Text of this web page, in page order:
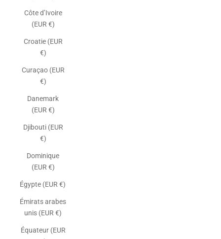
Côte d’Ivoire
(EUR €)
Croatie (EUR
€)
Curaçao (EUR
€)
Danemark
(EUR €)
Djibouti (EUR
€)
Dominique
(EUR €)
Égypte (EUR €)
Émirats arabes
unis (EUR €)
Équateur (EUR